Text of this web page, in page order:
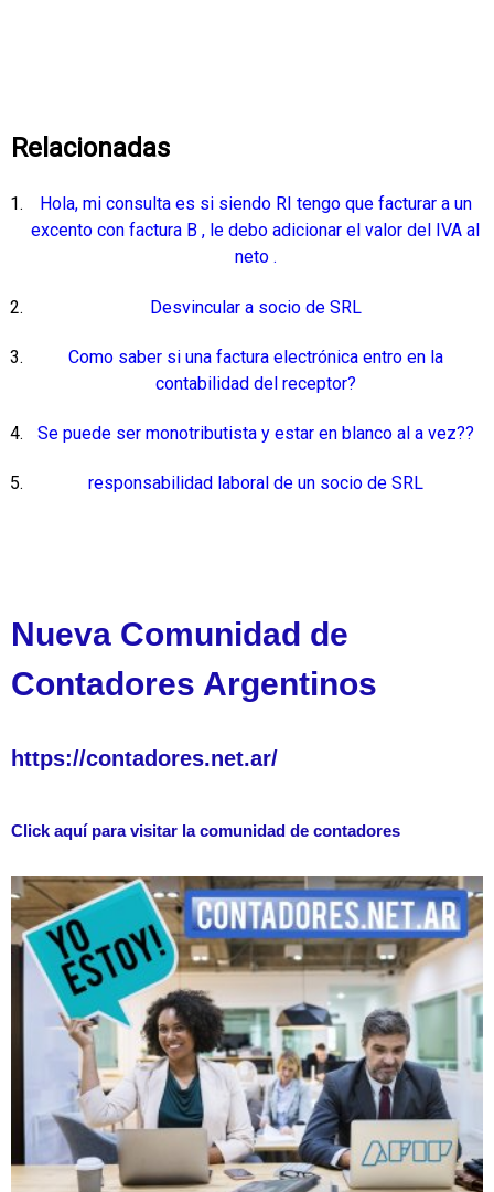
Relacionadas
Hola, mi consulta es si siendo RI tengo que facturar a un
excento con factura B , le debo adicionar el valor del IVA al
neto .
Desvincular a socio de SRL
Como saber si una factura electrónica entro en la
contabilidad del receptor?
Se puede ser monotributista y estar en blanco al a vez??
responsabilidad laboral de un socio de SRL
Nueva Comunidad de
Contadores Argentinos
https://contadores.net.ar/
Click aquí para visitar la comunidad de contadores